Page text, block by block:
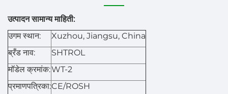
उत्पादन सामान्य माहिती:
उगम स्थान:
Xuzhou, Jiangsu, China
ब्रँड नाव:
SHTROL
मॉडेल क्रमांक:WT-2
प्रमाणपत्रिका:CE/ROSH